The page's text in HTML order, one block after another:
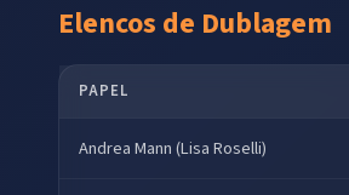
Elencos de Dublagem
PAPEL
Andrea Mann (Lisa Roselli)